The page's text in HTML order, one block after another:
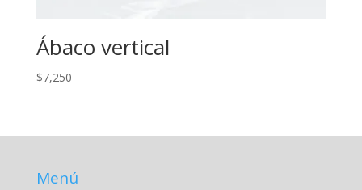
Ábaco vertical
$7,250
Menú